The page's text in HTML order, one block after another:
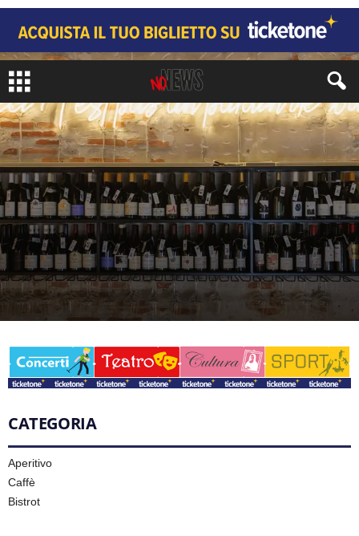
CATEGORIE RISTORANTI APERITIVO BISTROT CAFFÈ ZONE MILANO
DATEO
PAUSA PRANZO
CATEGORIA
Aperitivo
Caffè
Bistrot